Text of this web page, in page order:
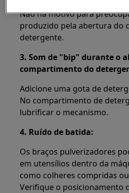
Não há motivo para
produzido pela abertura do
detergente.
3. Som de "bip" durante o
compartimento do
Adicione uma gota de
No compartimento de
lubrificar o mecanismo.
4. Ruído de batida:
Os braços pulverizadores
em utensílios dentro da
como colheres compridas
Verifique o posicionamento